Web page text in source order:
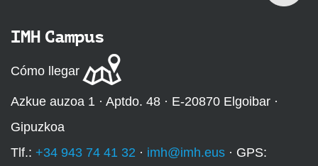
IMH Campus
Cómo llegar
Azkue auzoa 1 · Aptdo. 48 · E-20870 Elgoibar ·
Gipuzkoa
Tlf.: +34 943 74 41 32 · imh@imh.eus · GPS: